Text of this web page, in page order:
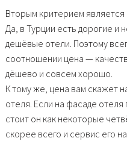
Вторым критерием является
Да, в Турции есть дорогие и
дешёвые отели. Поэтому
соотношении цена —
дёшево и совсем хорошо.
К тому же, цена вам скажет
отеля. Если на фасаде отеля
стоит он как некоторые
скорее всего и сервис его